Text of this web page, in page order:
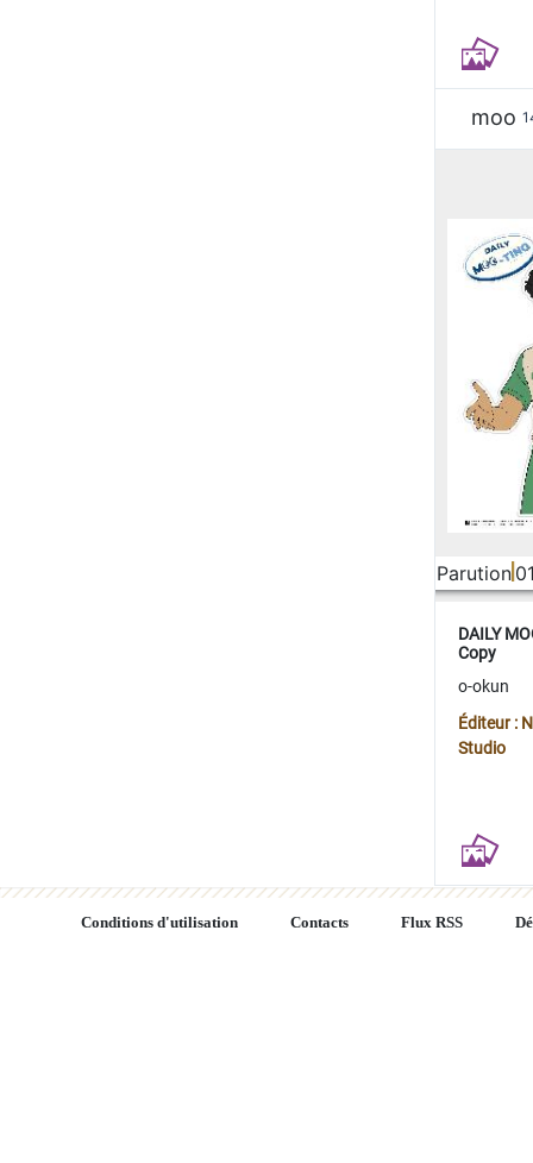
moo
Parution
DAILY
Copy
o-okun
Éditeur :
Studio
Conditions d'utilisation Contacts Flux RSS